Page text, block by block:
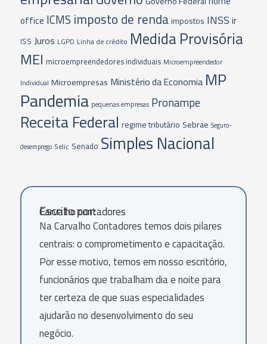
office ICMSimposto de rendaimpostos INSSir
ISS Juros LGPD Linha de crédito Medida Provisória
MEI microempreendedores individuais Microempreendedor
Individual Microempresas Ministério da Economia MP
Pandemia pequenas empresas Pronampe
Receita Federal regime tributário Sebrae Seguro-
desemprego Selic Senado Simples Nacional
Escrito por:
Carvalho contadores
Na Carvalho Contadores temos dois pilares
centrais: o comprometimento e capacitação.
Por esse motivo, temos em nosso escritório,
funcionários que trabalham dia e noite para
ter certeza de que suas especialidades
ajudarão no desenvolvimento do seu
negócio.